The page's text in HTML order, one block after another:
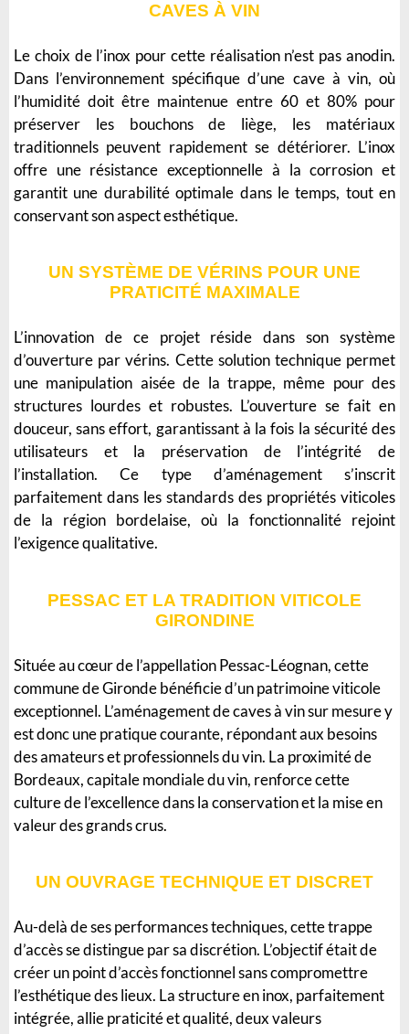
CAVES À VIN
Le choix de l’inox pour cette réalisation n’est pas anodin.
Dans l’environnement spécifique d’une cave à vin, où
l’humidité doit être maintenue entre 60 et 80% pour
préserver les bouchons de liège, les matériaux
traditionnels peuvent rapidement se détériorer. L’inox
offre une résistance exceptionnelle à la corrosion et
garantit une durabilité optimale dans le temps, tout en
conservant son aspect esthétique.
UN SYSTÈME DE VÉRINS POUR UNE
PRATICITÉ MAXIMALE
L’innovation de ce projet réside dans son système
d’ouverture par vérins. Cette solution technique permet
une manipulation aisée de la trappe, même pour des
structures lourdes et robustes. L’ouverture se fait en
douceur, sans effort, garantissant à la fois la sécurité des
utilisateurs et la préservation de l’intégrité de
l’installation. Ce type d’aménagement s’inscrit
parfaitement dans les standards des propriétés viticoles
de la région bordelaise, où la fonctionnalité rejoint
l’exigence qualitative.
PESSAC ET LA TRADITION VITICOLE
GIRONDINE
Située au cœur de l’appellation Pessac-Léognan, cette
commune de Gironde bénéficie d’un patrimoine viticole
exceptionnel. L’aménagement de caves à vin sur mesure y
est donc une pratique courante, répondant aux besoins
des amateurs et professionnels du vin. La proximité de
Bordeaux, capitale mondiale du vin, renforce cette
culture de l’excellence dans la conservation et la mise en
valeur des grands crus.
UN OUVRAGE TECHNIQUE ET DISCRET
Au-delà de ses performances techniques, cette trappe
d’accès se distingue par sa discrétion. L’objectif était de
créer un point d’accès fonctionnel sans compromettre
l’esthétique des lieux. La structure en inox, parfaitement
intégrée, allie praticité et qualité, deux valeurs